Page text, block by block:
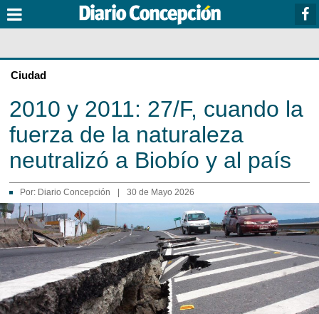
Ciudad
2010 y 2011: 27/F, cuando la
fuerza de la naturaleza
neutralizó a Biobío y al país
Por: Diario Concepción 30 de Mayo 2026